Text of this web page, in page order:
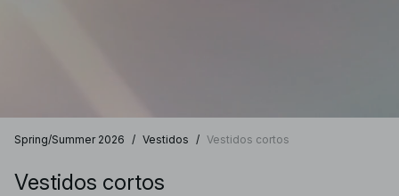
Spring/Summer 2026 / Vestidos / Vestidos cortos
Vestidos cortos